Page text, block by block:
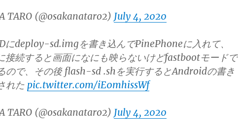
TARO (@osakanataro2) July 4, 2020
にdeploy-sd.imgを書き込んでPinePhoneに入れて、
接続すると画面になにも映らないけどfastbootモードで
ので、その後 flash-sd .shを実行するとAndroidの書き
れた pic.twitter.com/iE0mhissWf
TARO (@osakanataro2) July 4, 2020